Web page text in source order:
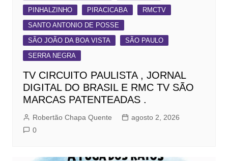
PINHALZINHO
PIRACICABA
RMCTV
SANTO ANTONIO DE POSSE
SÃO JOÃO DA BOA VISTA
SÃO PAULO
SERRA NEGRA
TV CIRCUITO PAULISTA , JORNAL
DIGITAL DO BRASIL E RMC TV SÃO
MARCAS PATENTEADAS .
Robertão Chapa Quente
agosto 2, 2026
0